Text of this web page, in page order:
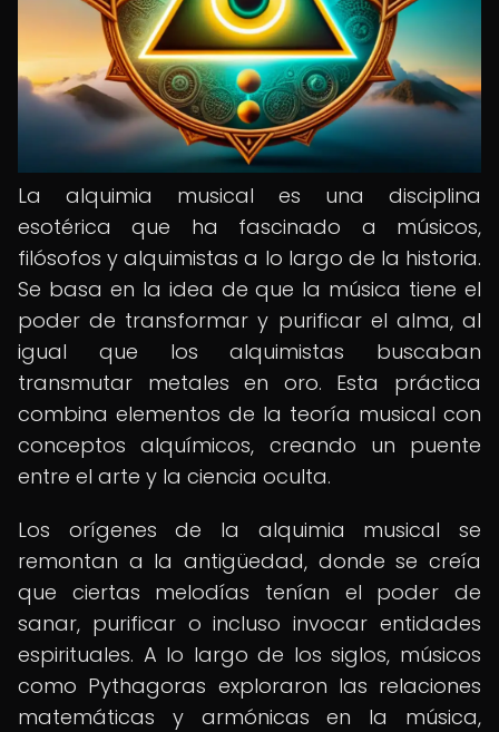
La alquimia musical es una disciplina
esotérica que ha fascinado a músicos,
filósofos y alquimistas a lo largo de la historia.
Se basa en la idea de que la música tiene el
poder de transformar y purificar el alma, al
igual que los alquimistas buscaban
transmutar metales en oro. Esta práctica
combina elementos de la teoría musical con
conceptos alquímicos, creando un puente
entre el arte y la ciencia oculta.
Los orígenes de la alquimia musical se
remontan a la antigüedad, donde se creía
que ciertas melodías tenían el poder de
sanar, purificar o incluso invocar entidades
espirituales. A lo largo de los siglos, músicos
como Pythagoras exploraron las relaciones
matemáticas y armónicas en la música,